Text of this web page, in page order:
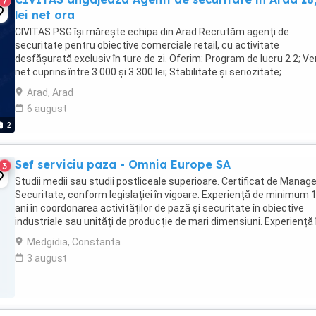
2
lei net ora
CIVITAS PSG își mărește echipa din Arad Recrutăm agenți de
securitate pentru obiective comerciale retail, cu activitate
desfășurată exclusiv în ture de zi. Oferim: Program de lucru 2 2;
net cuprins între 3.000 și 3.300 lei; Stabilitate și seriozitate;
Transparență salarială și fluturași de ...
Arad, Arad
6 august
3 Sef serviciu paza - Omnia Europe SA
Studii medii sau studii postliceale superioare. Certificat de
Securitate, conform legislației în vigoare. Experiență de minimum
ani în coordonarea activităților de pază și securitate în obiective
industriale sau unități de producție de mari dimensiuni. Experiență
utilizarea și administrarea ...
Medgidia, Constanta
3 august